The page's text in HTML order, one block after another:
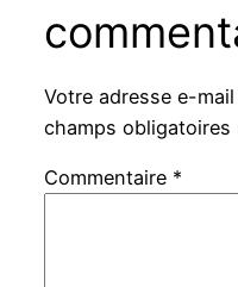
Votre adresse e-
champs
Commentaire *